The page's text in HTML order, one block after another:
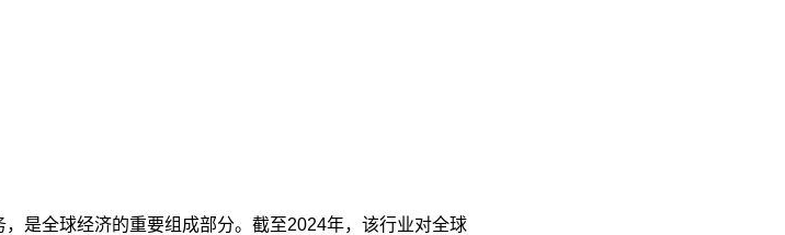
是全球经济的重要组成部分。截至2024年，​该行业对全球